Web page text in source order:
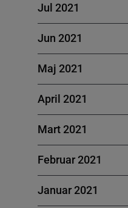
Jul 2021
Jun 2021
Maj 2021
April 2021
Mart 2021
Februar 2021
Januar 2021